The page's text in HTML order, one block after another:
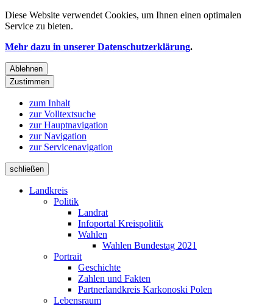
Diese Website verwendet Cookies, um Ihnen einen optimalen
Service zu bieten.
Mehr dazu in unserer Datenschutzerklärung.
Ablehnen
Zustimmen
zum Inhalt
zur Volltextsuche
zur Hauptnavigation
zur Navigation
zur Servicenavigation
schließen
Landkreis
Politik
Landrat
Infoportal Kreispolitik
Wahlen
Wahlen Bundestag 2021
Portrait
Geschichte
Zahlen und Fakten
Partnerlandkreis Karkonoski Polen
Lebensraum